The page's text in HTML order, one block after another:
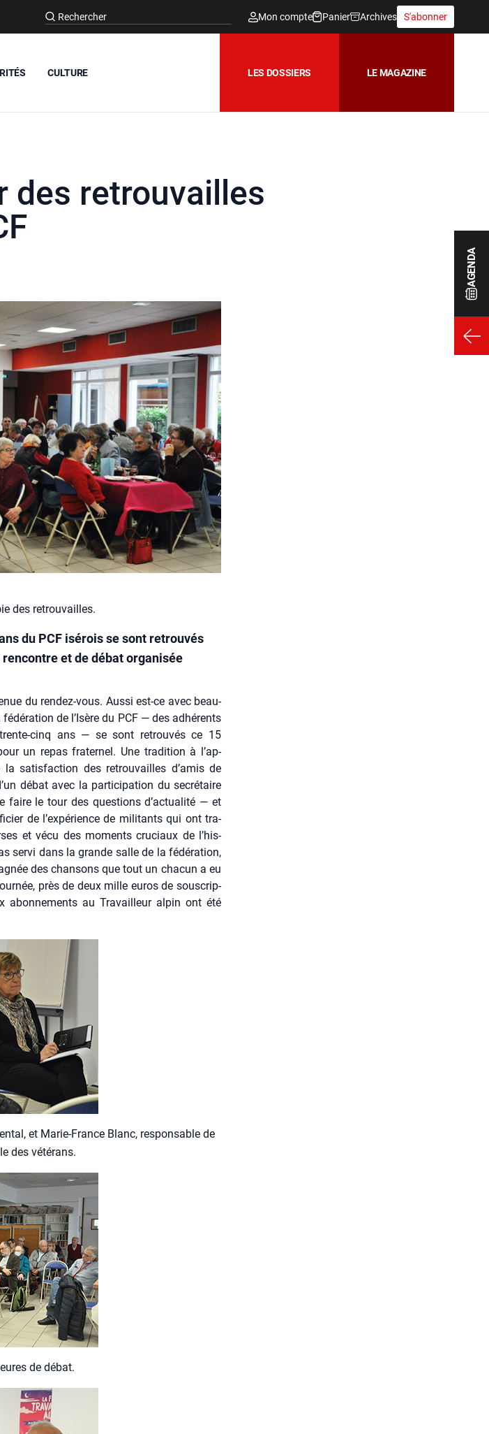
AGENDA
Mon compte Panier Archives S'abonner
CULTURE LES DOSSIERS LE MAGAZINE
des retrouvailles
des retrouvailles.
du PCF isérois se sont retrouvés
et de débat organisée
du ren­dez-vous. Aus­si est-ce avec beau­
de l’I­sère du PCF — des adhé­rents
cinq ans — se sont retrou­vés ce 15
un repas fra­ter­nel. Une tra­di­tion à l’ap­
satis­fac­tion des retrou­vailles d’a­mis de
débat avec la par­ti­ci­pa­tion du secré­taire
faire le tour des ques­tions d’ac­tua­li­té — et
de l’ex­pé­rience de mili­tants qui ont tra­
et vécu des moments cru­ciaux de l’his­
ser­vi dans la grande salle de la fédé­ra­tion,
des chan­sons que tout un cha­cun a eu
près de deux mille euros de sous­crip­
au Tra­vailleur alpin ont été
et Marie-France Blanc, res­pon­sable de
des vété­rans.
de débat.